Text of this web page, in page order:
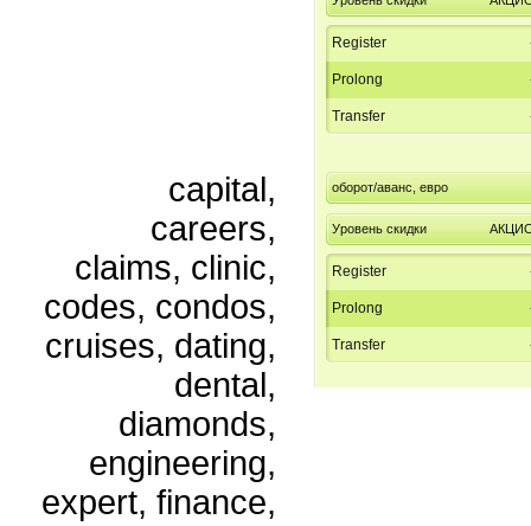
Register
Prolong
Transfer
capital,
careers,
claims, clinic,
codes, condos,
cruises, dating,
dental,
diamonds,
engineering,
expert, finance,
оборот/аванс, евро
Уровень скидки
Register
Prolong
Transfer